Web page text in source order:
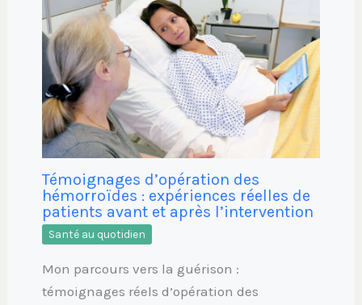
Témoignages d’opération des
hémorroïdes : expériences réelles de
patients avant et après l’intervention
Santé au quotidien
Mon parcours vers la guérison :
témoignages réels d’opération des